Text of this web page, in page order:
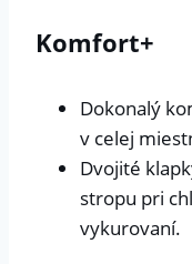
Komfort+
Dokonalý
v celej
Dvojité
stropu pri
vykurovaní.